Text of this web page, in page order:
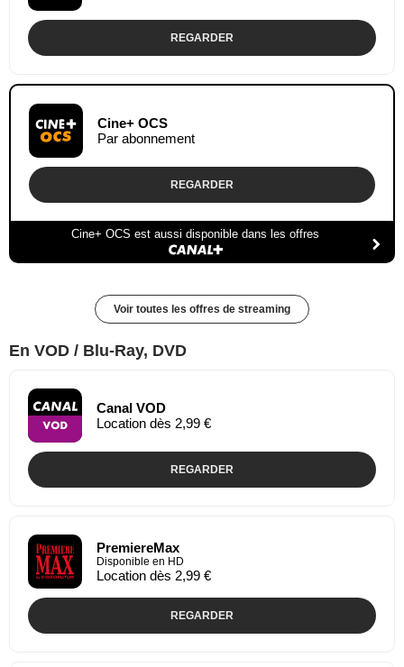
REGARDER
Cine+ OCS
Par abonnement
REGARDER
Cine+ OCS est aussi disponible dans les offres
Voir toutes les offres de streaming
En VOD / Blu-Ray, DVD
Canal VOD
Location dès 2,99 €
REGARDER
PremiereMax
Disponible en HD
Location dès 2,99 €
REGARDER